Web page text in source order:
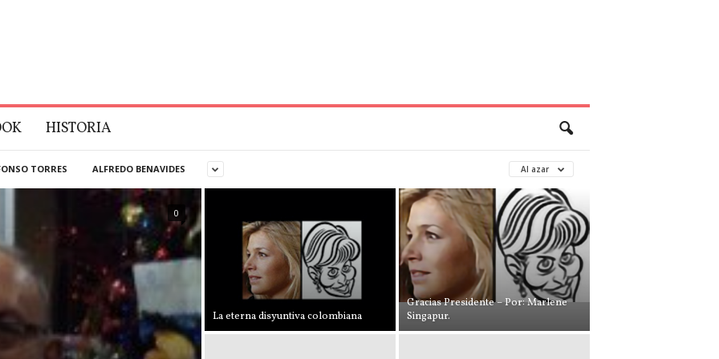
HISTORIA
TORRES ALFREDO BENAVIDES Al azar
0
La eterna disyuntiva colombiana
Gracias Presidente – Por: Marlene
Singapur.